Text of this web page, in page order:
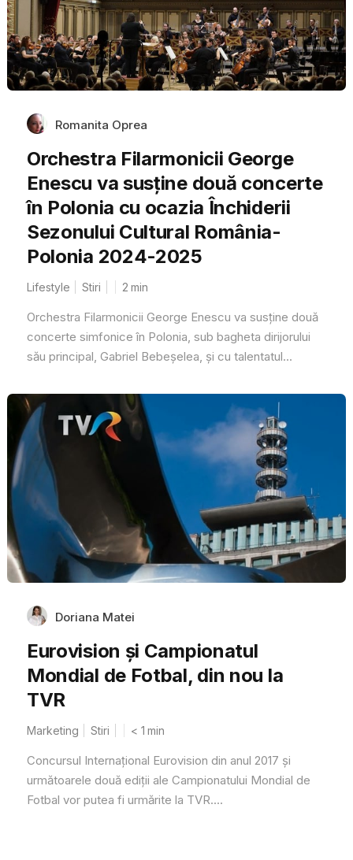
Romanita Oprea
Orchestra Filarmonicii George
Enescu va susține două concerte
în Polonia cu ocazia Închiderii
Sezonului Cultural România-
Polonia 2024-2025
Lifestyle Stiri 2 min
Orchestra Filarmonicii George Enescu va susține două
concerte simfonice în Polonia, sub bagheta dirijorului
său principal, Gabriel Bebeșelea, și cu talentatul...
Doriana Matei
Eurovision şi Campionatul
Mondial de Fotbal, din nou la
TVR
Marketing Stiri < 1 min
Concursul Internaţional Eurovision din anul 2017 şi
următoarele două ediţii ale Campionatului Mondial de
Fotbal vor putea fi urmărite la TVR....